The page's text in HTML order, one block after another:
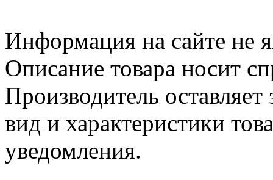
Информация на сайте не
Описание товара носит
Производитель
вид и характеристики
уведомления.